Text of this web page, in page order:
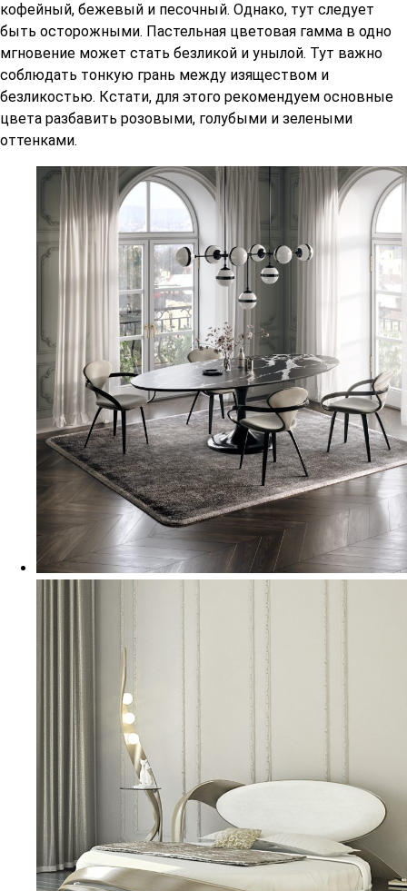
кофейный, бежевый и песочный. Однако, тут следует
быть осторожными. Пастельная цветовая гамма в одно
мгновение может стать безликой и унылой. Тут важно
соблюдать тонкую грань между изяществом и
безликостью. Кстати, для этого рекомендуем основные
цвета разбавить розовыми, голубыми и зелеными
оттенками.